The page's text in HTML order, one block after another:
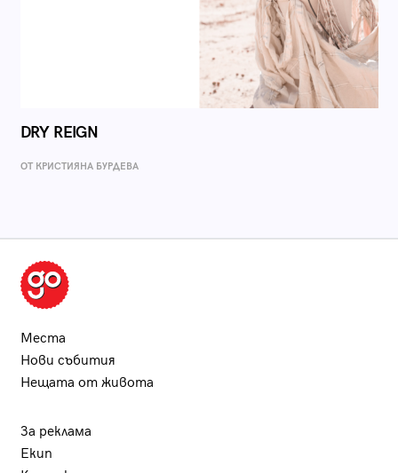
DRY REIGN
ОТ КРИСТИЯНА БУРДЕВА
Места
Нови събития
Нещата от живота
За реклама
Екип